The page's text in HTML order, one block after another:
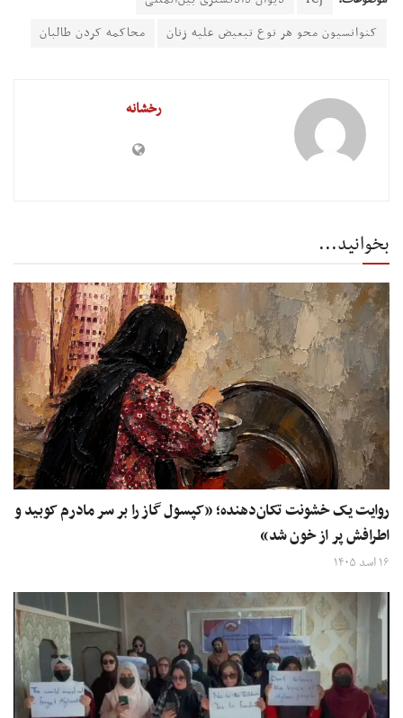
کنوانسیون محو هر نوع تبعیض علیه زنان
محاکمه کردن طالبان
رخشانه
بخوانید...
روایت یک خشونت تکان‌دهنده؛ «کپسول گاز را بر سر مادرم کوبید و
اطرافش پر از خون شد»
۱۶ اسد ۱۴۰۵